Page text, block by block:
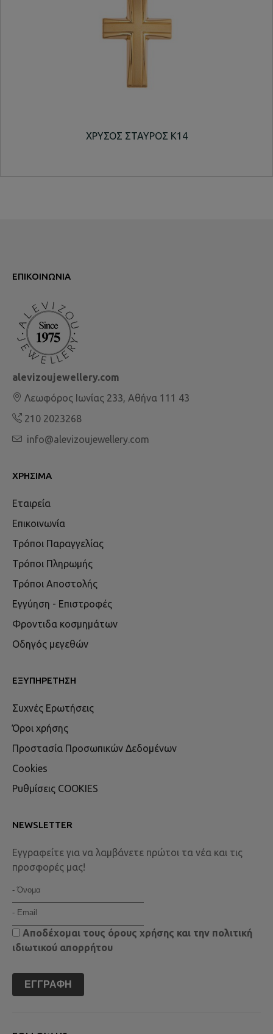
ΧΡΥΣΟΣ ΣΤΑΥΡΟΣ Κ14
ΕΠΙΚΟΙΝΩΝΊΑ
alevizoujewellery.com
Λεωφόρος Ιωνίας 233, Αθήνα 111 43
210 2023268
info@alevizoujewellery.com
ΧΡΉΣΙΜΑ
Εταιρεία
Επικοινωνία
Τρόποι Παραγγελίας
Τρόποι Πληρωμής
Τρόποι Αποστολής
Εγγύηση - Επιστροφές
Φροντιδα κοσμημάτων
Οδηγός μεγεθών
ΕΞΥΠΗΡΈΤΗΣΗ
Συχνές Ερωτήσεις
Όροι χρήσης
Προστασία Προσωπικών Δεδομένων
Cookies
Ρυθμίσεις COOKIES
NEWSLETTER
Εγγραφείτε για να λαμβάνετε πρώτοι τα νέα και τις
προσφορές μας!
Αποδέχομαι τους όρους χρήσης και την πολιτική
ιδιωτικού απορρήτου
ΕΓΓΡΑΦΉ